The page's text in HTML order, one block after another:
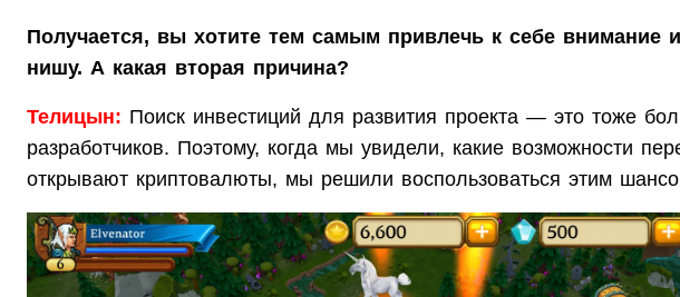
Получается, вы хотите тем самым привлечь к себе внимание
нишу. А какая вторая причина?
Телицын: Поиск инвестиций для развития проекта — это тоже
разработчиков. Поэтому, когда мы увидели, какие возможности
открывают криптовалюты, мы решили воспользоваться этим